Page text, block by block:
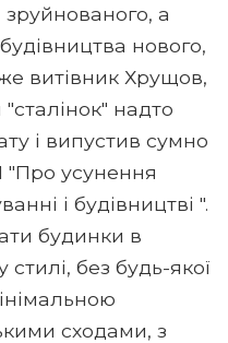
а
нового,
витівник Хрущов,
надто
і випустив сумно
"Про усунення
і будівництві ".
будинки в
без будь-якої
сходами, з